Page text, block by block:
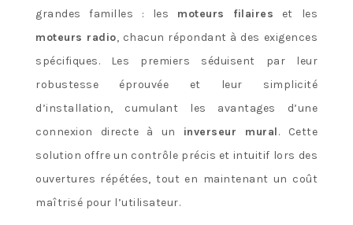
grandes familles : les moteurs filaires et les
moteurs radio, chacun répondant à des exigences
spécifiques. Les premiers séduisent par leur
robustesse éprouvée et leur simplicité
d’installation, cumulant les avantages d’une
connexion directe à un inverseur mural. Cette
solution offre un contrôle précis et intuitif lors des
ouvertures répétées, tout en maintenant un coût
maîtrisé pour l’utilisateur.